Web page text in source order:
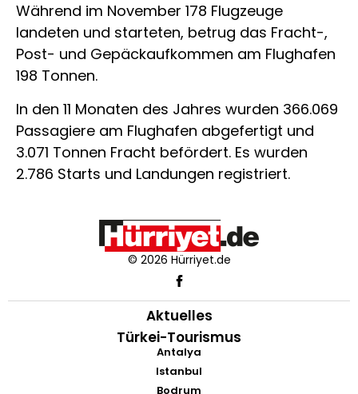
Während im November 178 Flugzeuge
landeten und starteten, betrug das Fracht-,
Post- und Gepäckaufkommen am Flughafen
198 Tonnen.
In den 11 Monaten des Jahres wurden 366.069
Passagiere am Flughafen abgefertigt und
3.071 Tonnen Fracht befördert. Es wurden
2.786 Starts und Landungen registriert.
© 2026 Hürriyet.de
Aktuelles
Türkei-Tourismus
Antalya
Istanbul
Bodrum